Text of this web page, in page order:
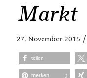
Markt
27. November 2015 /
teilen
merken 0